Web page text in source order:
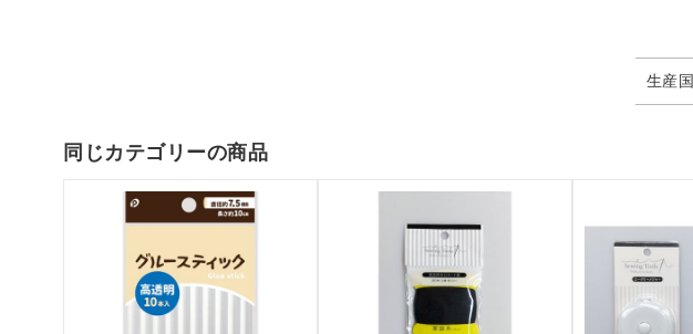
生産国
同じカテゴリーの商品